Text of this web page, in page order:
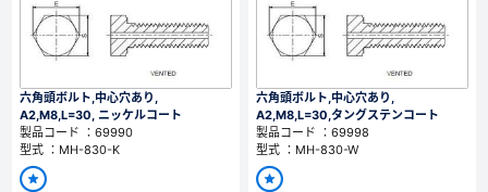
六角頭ボルト,中心穴あり,
A2,M8,L=30, ニッケルコート
製品コード ：69990
型式 ：MH-830-K
六角頭ボルト,中心穴あり,
A2,M8,L=30,タングステンコート
製品コード ：69998
型式 ：MH-830-W
新規会員登録（無料）